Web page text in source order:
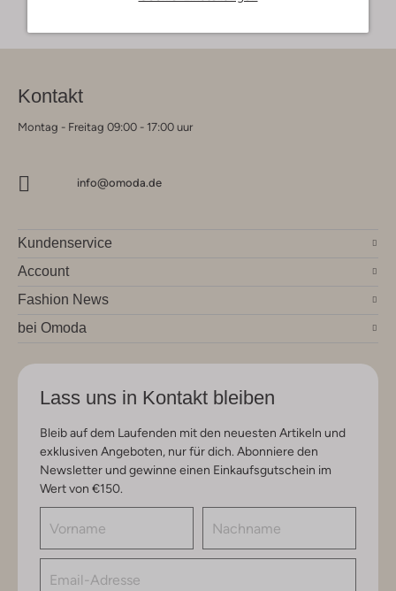
Kontakt
Montag - Freitag 09:00 - 17:00 uur
info@omoda.de
Kundenservice
Account
Fashion News
bei Omoda
Lass uns in Kontakt bleiben
Bleib auf dem Laufenden mit den neuesten Artikeln und
exklusiven Angeboten, nur für dich. Abonniere den
Newsletter und gewinne einen Einkaufsgutschein im
Wert von €150.